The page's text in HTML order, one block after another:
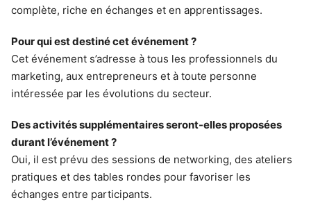
complète, riche en échanges et en apprentissages.
Pour qui est destiné cet événement ?
Cet événement s’adresse à tous les professionnels du
marketing, aux entrepreneurs et à toute personne
intéressée par les évolutions du secteur.
Des activités supplémentaires seront-elles proposées
durant l’événement ?
Oui, il est prévu des sessions de networking, des ateliers
pratiques et des tables rondes pour favoriser les
échanges entre participants.